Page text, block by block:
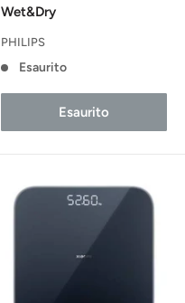
Wet&Dry
PHILIPS
Esaurito
Esaurito